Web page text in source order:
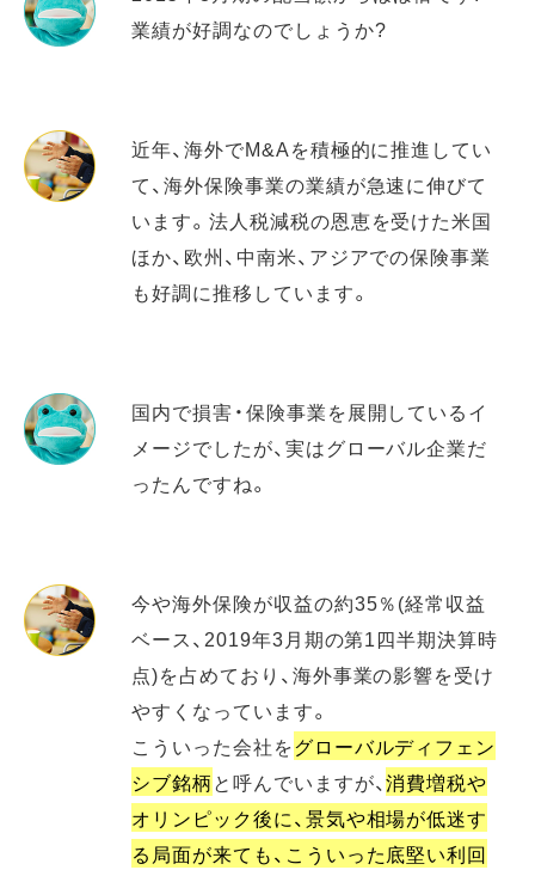
業績が好調なのでしょうか?
近年、海外でM&Aを積極的に推進してい
て、海外保険事業の業績が急速に伸びて
います。法人税減税の恩恵を受けた米国
ほか、欧州、中南米、アジアでの保険事業
も好調に推移しています。
国内で損害・保険事業を展開しているイ
メージでしたが、実はグローバル企業だ
ったんですね。
今や海外保険が収益の約35％(経常収益
ベース、2019年3月期の第1四半期決算時
点)を占めており、海外事業の影響を受け
やすくなっています。
こういった会社をグローバルディフェン
シブ銘柄と呼んでいますが、消費増税や
オリンピック後に、景気や相場が低迷す
る局面が来ても、こういった底堅い利回